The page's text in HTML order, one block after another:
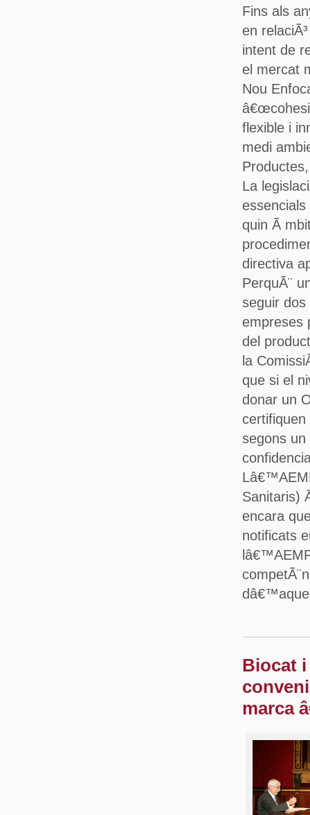
Fins als
en
intent de
el mercat
Nou
flexible i
medi
La
quin Ã
directiva
PerquÃ¨
seguir dos
empreses
del
la
que si el
donar un
segons un
Sanitaris)
encara
notificats
Biocat
marca